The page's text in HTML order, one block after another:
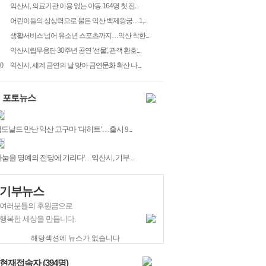
익산시, 의료기관 이용 없는 아동 164명 첫 전...
어린이들의 상상력으로 물든 익산 백제왕궁…1,...
생활서비스 넘어 유소년 스포츠까지…익산 착한...
익산시립무용단 30주년 공연 '선물', 관객 환호...
익산시, 세계 금연의 날 맞아 금연문화 확산 나...
포토뉴스
도날드 만난 익산 고구마 ‘대히트’…출시 9...
눔을 명예의 전당에 기리다'…익산시, 기부 ...
기부뉴스
여러분들의 후원금으로
행복한 세상을 만듭니다.
해당섹션에 뉴스가 없습니다
현재접속자 (394명)